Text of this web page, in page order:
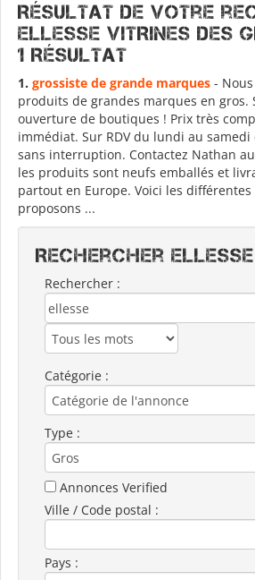
Résultat de votre
ELLESSE VITRINES DES
1 Résultat
1. grossiste de grande marques -
produits de grandes marques en gros.
ouverture de boutiques ! Prix très
immédiat. Sur RDV du lundi au samedi
sans interruption. Contactez Nathan au
les produits sont neufs emballés et
partout en Europe. Voici les
proposons ...
Rechercher ELLESSE
Rechercher :
Catégorie :
Type :
Annonces Verified
Ville / Code postal :
Pays :